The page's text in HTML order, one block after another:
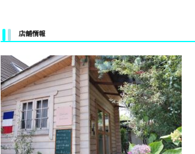
シ
ョ
ン
店舗情報